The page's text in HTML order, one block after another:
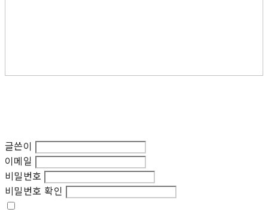
글쓴이
이메일
비밀번호
비밀번호 확인